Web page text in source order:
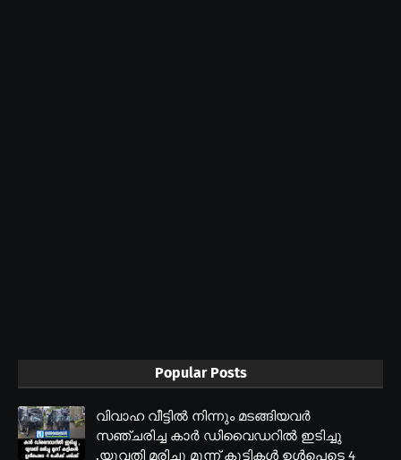
Popular Posts
വിവാഹ വീട്ടിൽ നിന്നും മടങ്ങിയവർ
സഞ്ചരിച്ച കാർ ഡിവൈഡറിൽ ഇടിച്ചു
,യുവതി മരിച്ചു മൂന്ന് കുട്ടികൾ ഉൾപെടെ 4